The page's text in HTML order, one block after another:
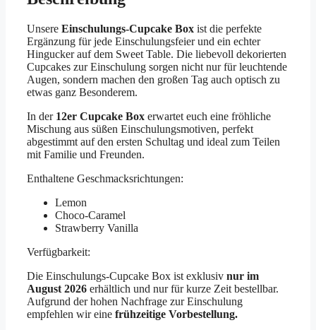
Unsere Einschulungs-Cupcake Box ist die perfekte
Ergänzung für jede Einschulungsfeier und ein echter
Hingucker auf dem Sweet Table. Die liebevoll dekorierten
Cupcakes zur Einschulung sorgen nicht nur für leuchtende
Augen, sondern machen den großen Tag auch optisch zu
etwas ganz Besonderem.
In der 12er Cupcake Box erwartet euch eine fröhliche
Mischung aus süßen Einschulungsmotiven, perfekt
abgestimmt auf den ersten Schultag und ideal zum Teilen
mit Familie und Freunden.
Enthaltene Geschmacksrichtungen:
Lemon
Choco-Caramel
Strawberry Vanilla
Verfügbarkeit:
Die Einschulungs-Cupcake Box ist exklusiv nur im
August 2026 erhältlich und nur für kurze Zeit bestellbar.
Aufgrund der hohen Nachfrage zur Einschulung
empfehlen wir eine frühzeitige Vorbestellung.